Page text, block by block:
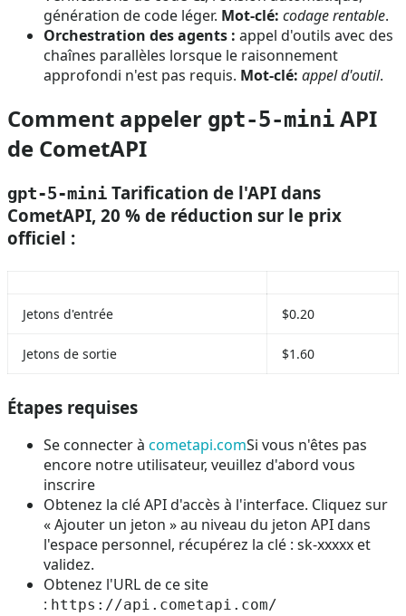
génération de code léger. Mot-clé: codage rentable.
Orchestration des agents : appel d'outils avec des
chaînes parallèles lorsque le raisonnement
approfondi n'est pas requis. Mot-clé: appel d'outil.
Comment appeler gpt-5-mini API
de CometAPI
gpt-5-mini Tarification de l'API dans
CometAPI, 20 % de réduction sur le prix
officiel :
Jetons d'entrée $0.20
Jetons de sortie $1.60
Étapes requises
Se connecter à cometapi.comSi vous n'êtes pas
encore notre utilisateur, veuillez d'abord vous
inscrire
Obtenez la clé API d'accès à l'interface. Cliquez sur
« Ajouter un jeton » au niveau du jeton API dans
l'espace personnel, récupérez la clé : sk-xxxxx et
validez.
Obtenez l'URL de ce site
: https://api.cometapi.com/